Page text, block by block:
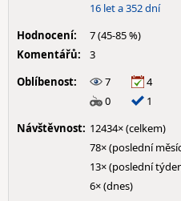
16 let a 352 dní
Hodnocení:
7 (45-85 %)
Komentářů:
3
Oblíbenost:
7
4
0
1
Návštěvnost: 12434× (celkem)
78× (poslední
13× (poslední
6× (dnes)